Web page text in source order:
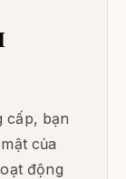
cấp, bạn
của
động